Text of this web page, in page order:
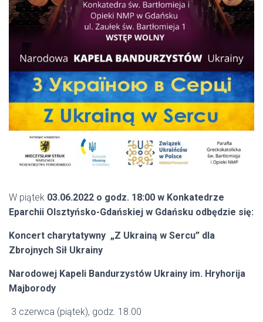
W piątek 03.06.2022 o godz. 18:00 w Konkatedrze
Eparchii Olsztyńsko-Gdańskiej w Gdańsku odbędzie się:
Koncert charytatywny „Z Ukrainą w Sercu” dla
Zbrojnych Sił Ukrainy
Narodowej Kapeli Bandurzystów Ukrainy im. Hryhorija
Majborody
3 czerwca (piątek), godz. 18.00